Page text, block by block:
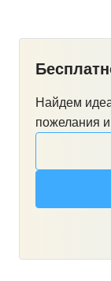
Найдем
пожелания